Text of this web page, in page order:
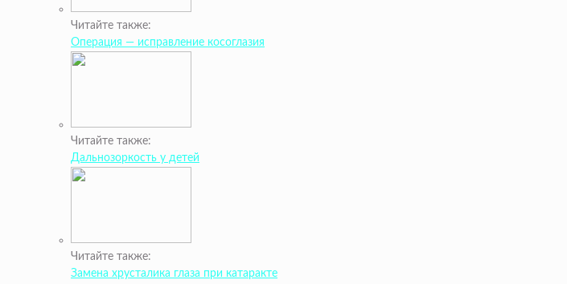
Читайте также:
Операция — исправление косоглазия
Читайте также:
Дальнозоркость у детей
Читайте также:
Замена хрусталика глаза при катаракте